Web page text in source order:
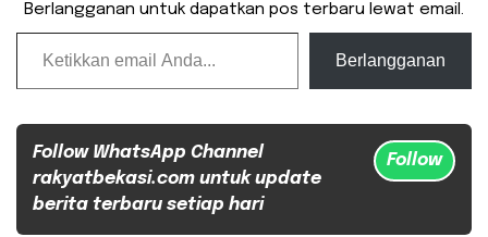
Berlangganan untuk dapatkan pos terbaru lewat email.
Ketikkan email Anda...
Berlangganan
Follow WhatsApp Channel
rakyatbekasi.com untuk update
berita terbaru setiap hari
Follow